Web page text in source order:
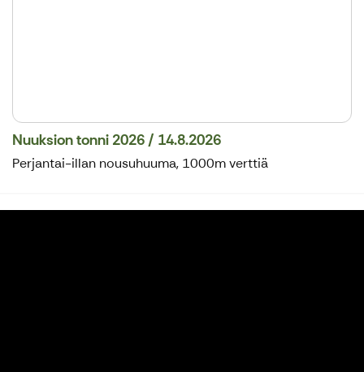
Nuuksion tonni 2026 / 14.8.2026
Perjantai-illan nousuhuuma, 1000m verttiä
Nuuksio bikepark - kesätekemistä